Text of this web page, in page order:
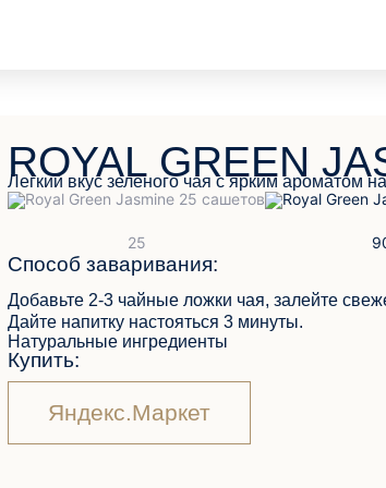
ROYAL GREEN
Легкий вкус зеленого чая с ярким ароматом
Способ заваривания:
Добавьте 2-3 чайные ложки чая, залейте
Дайте напитку настояться 3 минуты.
Натуральные ингредиенты
Купить:
Яндекс.Маркет